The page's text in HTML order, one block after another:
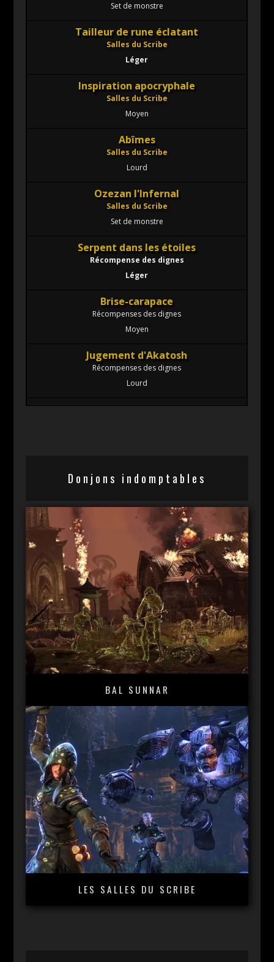
Set de monstre
Tailleur de rune éclatant
Salles du Scribe
Léger
Inspiration apocryphale
Salles du Scribe
Moyen
Abîmes
Salles du Scribe
Lourd
Ozezan l'Infernal
Salles du Scribe
Set de monstre
Serpent dans les étoiles
Récompense des dignes
Léger
Brise-carapace
Récompenses des dignes
Moyen
Jugement d'Akatosh
Récompenses des dignes
Lourd
Donjons indomptables
BAL SUNNAR
LES SALLES DU SCRIBE